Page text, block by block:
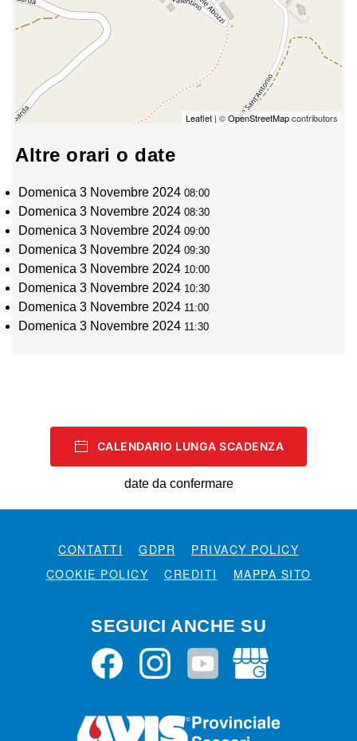
Leaflet| ©OpenStreetMapcontributors
Altre orari o date
Domenica 3 Novembre 202408:00
Domenica 3 Novembre 202408:30
Domenica 3 Novembre 202409:00
Domenica 3 Novembre 202409:30
Domenica 3 Novembre 2024 10:00
Domenica 3 Novembre 2024 10:30
Domenica 3 Novembre 2024 11:00
Domenica 3 Novembre 2024 11:30
CALENDARIO LUNGA SCADENZA
date da confermare
CONTATTI GDPR
PRIVACY POLICY
COOKIE POLICY
CREDITI MAPPA SITO
SEGUICI ANCHE SU